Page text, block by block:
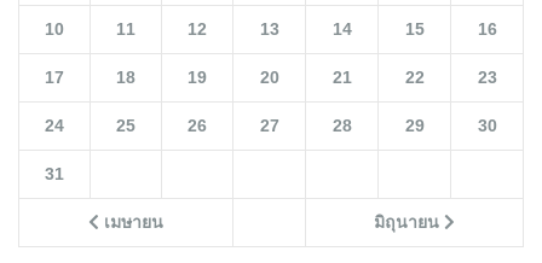
เมษายน มิถุนายน
10 11 12 13 14 15 16
17 18 19 20 21 22 23
24 25 26 27 28 29 30
31